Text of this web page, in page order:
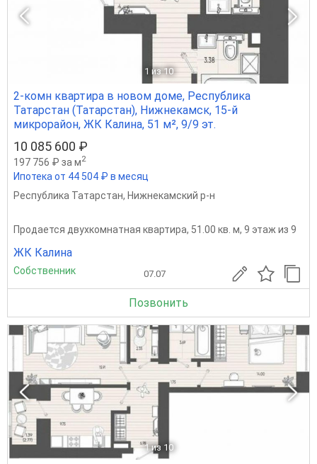
1 из 10
2-комн квартира в новом доме, Республика
Татарстан (Татарстан), Нижнекамск, 15-й
микрорайон, ЖК Калина, 51 м², 9/9 эт.
10 085 600 ₽
197 756 ₽ за м2
Ипотека от 44 504 ₽ в месяц
Республика Татарстан, Нижнекамский р-н
Продается двухкомнатная квартира, 51.00 кв. м, 9 этаж из 9
ЖК Калина
Собственник 07.07
Позвонить
1 из 10